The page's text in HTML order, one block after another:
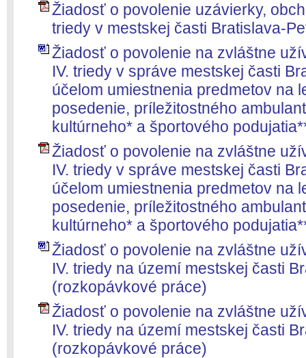
Žiadosť o povolenie uzávierky,
triedy v mestskej časti Bratislava-
Žiadosť o povolenie na zvláštne
IV. triedy v správe mestskej časti
účelom umiestnenia predmetov na
posedenie, príležitostného
kultúrneho* a športového
Žiadosť o povolenie na zvláštne
IV. triedy v správe mestskej časti
účelom umiestnenia predmetov na
posedenie, príležitostného
kultúrneho* a športového
Žiadosť o povolenie na zvláštne
IV. triedy na území mestskej časti
(rozkopávkové práce)
Žiadosť o povolenie na zvláštne
IV. triedy na území mestskej časti
(rozkopávkové práce)